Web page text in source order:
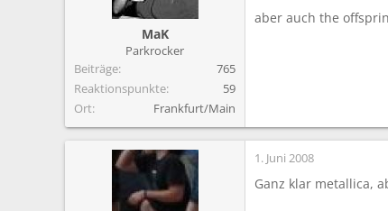
MaK
Parkrocker
Beiträge
765
Reaktionspunkte
59
Ort
Frankfurt/Main
aber auch the
1. Juni 2008
Ganz klar metallica,